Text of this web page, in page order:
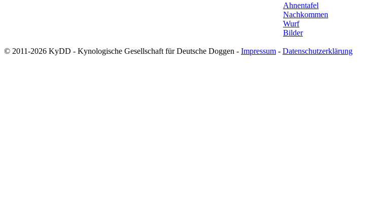
Ahnentafel
Nachkommen
Wurf
Bilder
© 2011-2026 KyDD - Kynologische Gesellschaft für Deutsche Doggen - Impressum - Datenschutzerklärung